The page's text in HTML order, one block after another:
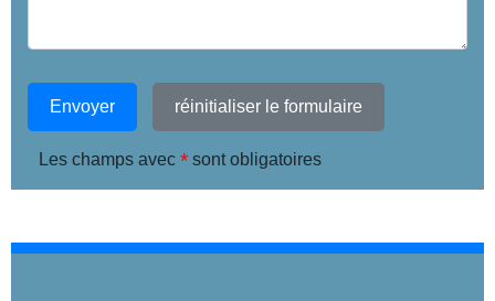
Envoyer réinitialiser le formulaire
Les champs avec * sont obligatoires